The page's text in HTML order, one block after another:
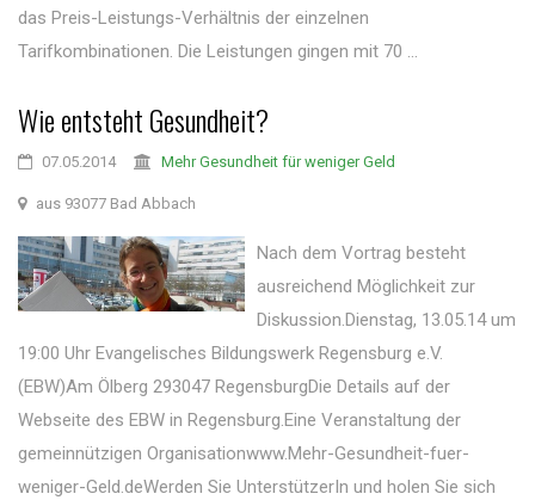
das Preis-Leistungs-Verhältnis der einzelnen
Tarifkombinationen. Die Leistungen gingen mit 70 ...
Wie entsteht Gesundheit?
07.05.2014 Mehr Gesundheit für weniger Geld
aus 93077 Bad Abbach
Nach dem Vortrag besteht
ausreichend Möglichkeit zur
Diskussion.Dienstag, 13.05.14 um
19:00 Uhr Evangelisches Bildungswerk Regensburg e.V.
(EBW)Am Ölberg 293047 RegensburgDie Details auf der
Webseite des EBW in Regensburg.Eine Veranstaltung der
gemeinnützigen Organisationwww.Mehr-Gesundheit-fuer-
weniger-Geld.deWerden Sie UnterstützerIn und holen Sie sich